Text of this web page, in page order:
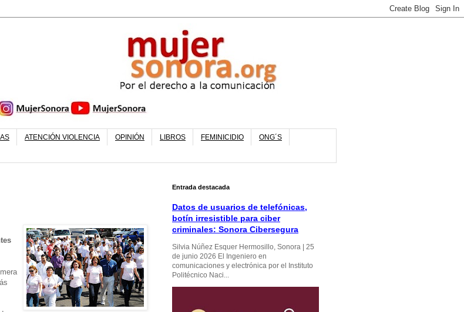
ATENCIÓN VIOLENCIA OPINIÓN LIBROS FEMINICIDIO ONG´S
Entrada destacada
Datos de usuarios de telefónicas,
botín irresistible para ciber
criminales: Sonora Cibersegura
Silvia Núñez Esquer Hermosillo, Sonora | 25
de junio 2026 El Ingeniero en
comunicaciones y electrónica por el Instituto
Politécnico Naci...